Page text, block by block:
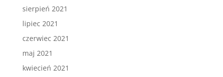
sierpień 2021
lipiec 2021
czerwiec 2021
maj 2021
kwiecień 2021